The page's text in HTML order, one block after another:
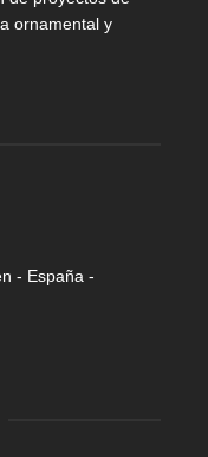
ornamental y
- España -